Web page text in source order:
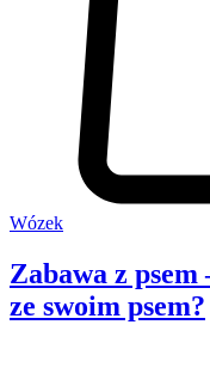
Wózek
Zabawa z
ze swoim psem?